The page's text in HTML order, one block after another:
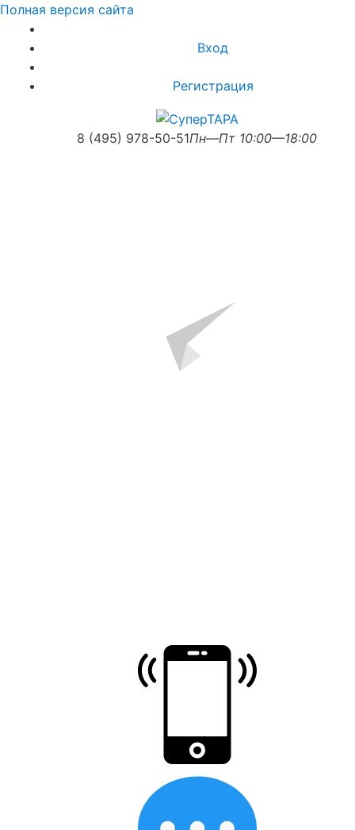
Полная версия сайта
Вход
Регистрация
8 (495) 978-50-51Пн—Пт 10:00—18:00